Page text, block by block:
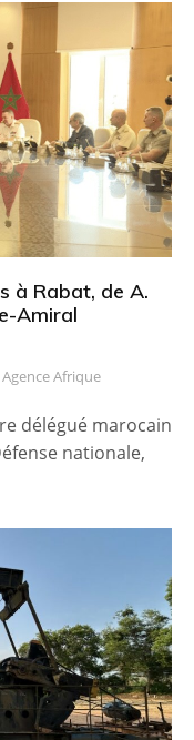
à Rabat, de A.
Amiral
Agence Afrique
délégué marocain
nationale,